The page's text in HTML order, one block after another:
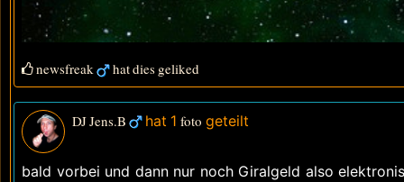
newsfreak hat dies geliked
DJ Jens.B hat 1 foto geteilt
bald vorbei und dann nur noch Giralgeld also